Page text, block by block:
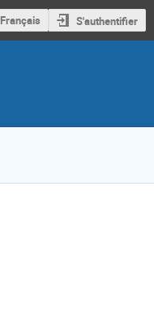
Français S'authentifier